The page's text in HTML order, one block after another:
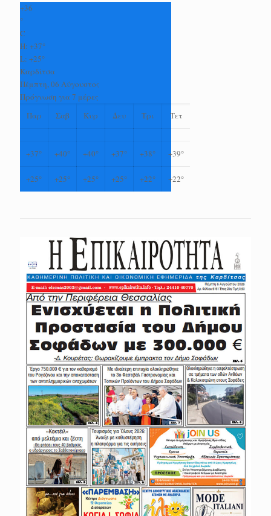
+36
°
C
H: +37°
L: +25°
Καρδίτσα
Πέμπτη, 06 Αύγουστος
Πρόγνωση για 7 μέρες
Παρ
Σαβ Κυρ Δευ Τρι Τετ
+37° +40° +40° +37° +38° +39°
+25° +25° +25° +25° +22° +22°